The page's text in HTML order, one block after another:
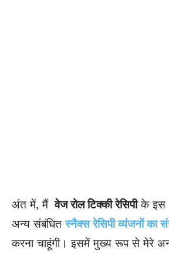
अंत में, मैं वेज रोल टिक्की रेसिपीके इस
अन्य संबंधितस्नैक्स रेसिपी व्यंजनों का
करना चाहूंगी। इसमें मुख्य रूप से मेरे